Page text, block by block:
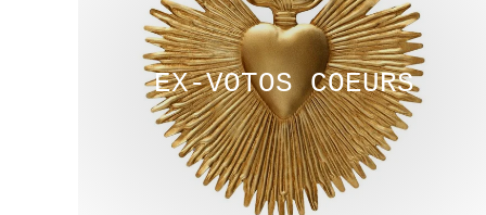
EX-VOTOS COEURS